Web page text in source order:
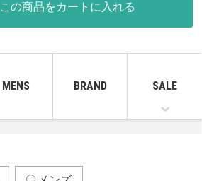
この商品をカートに入れる
MENS BRAND SALE